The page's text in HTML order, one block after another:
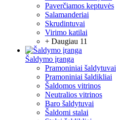
Paverčiamos keptuvės
Salamanderiai
Skrudintuvai
Virimo katilai
+ Daugiau 11
Šaldymo įranga
Pramoniniai šaldytuvai
Pramoniniai šaldikliai
Šaldomos vitrinos
Neutralios vitrinos
Baro šaldytuvai
Šaldomi stalai